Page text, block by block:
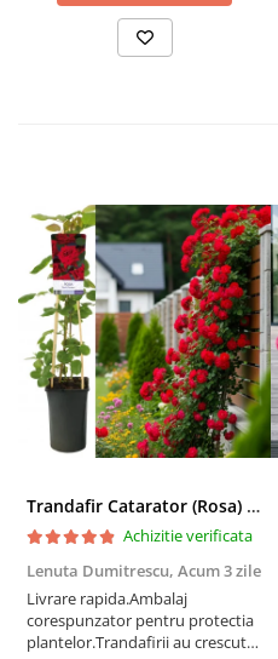
Trandafir Catarator (Rosa) Red Climber - 75cm
Achizitie verificata
Lenuta Dumitrescu, Acum 3 zile
Livrare rapida.Ambalaj
corespunzator pentru protectia
plantelor.Trandafirii au crescut